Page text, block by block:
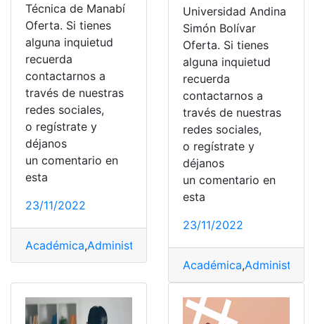
Técnica de Manabí
Oferta. Si tienes
alguna inquietud
recuerda
contactarnos a
través de nuestras
redes sociales,
o regístrate y
déjanos
un comentario en
esta
23/11/2022
Académica,Administración ,campus,carrera
Universidad Andina
Simón Bolívar
Oferta. Si tienes
alguna inquietud
recuerda
contactarnos a
través de nuestras
redes sociales,
o regístrate y
déjanos
un comentario en
esta
23/11/2022
Académica,